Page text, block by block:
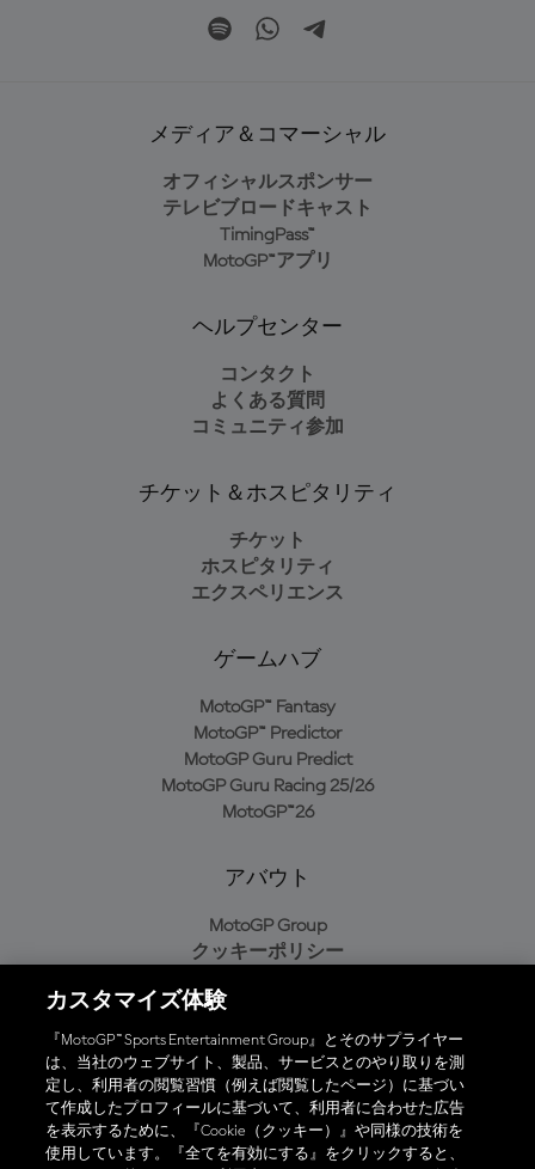
メディア＆コマーシャル
オフィシャルスポンサー
テレビブロードキャスト
TimingPass™
MotoGP™アプリ
ヘルプセンター
コンタクト
よくある質問
コミュニティ参加
チケット＆ホスピタリティ
チケット
ホスピタリティ
エクスペリエンス
ゲームハブ
MotoGP™ Fantasy
MotoGP™ Predictor
MotoGP Guru Predict
MotoGP Guru Racing 25/26
MotoGP™26
アバウト
MotoGP Group
クッキーポリシー
プライバシーポリシー
購入ポリシー
オフィシャルアプリ
カスタマイズ体験
『MotoGP™ Sports Entertainment Group』とそのサプライヤー
は、当社のウェブサイト、製品、サービスとのやり取りを測
定し、利用者の閲覧習慣（例えば閲覧したページ）に基づい
て作成したプロフィールに基づいて、利用者に合わせた広告
を表示するために、『Cookie（クッキー）』や同様の技術を
使用しています。『全てを有効にする』をクリックすると、